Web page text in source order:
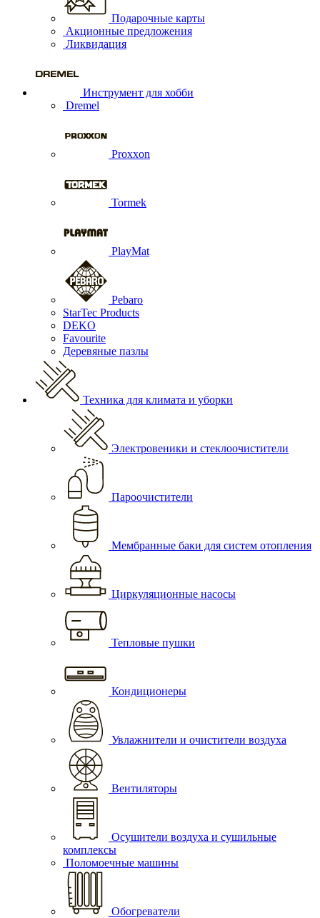
Подарочные карты
Акционные предложения
Ликвидация
Инструмент для хобби
Dremel
Proxxon
Tormek
PlayMat
Pebaro
StarTec Products
DEKO
Favourite
Деревяные пазлы
Техника для климата и уборки
Электровеники и стеклоочистители
Пароочистители
Мембранные баки для систем отопления
Циркуляционные насосы
Тепловые пушки
Кондиционеры
Увлажнители и очистители воздуха
Вентиляторы
Осушители воздуха и сушильные
комплексы
Поломоечные машины
Обогреватели